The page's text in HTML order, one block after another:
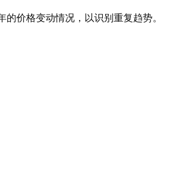
的价格变动情况，以识别重复趋势。